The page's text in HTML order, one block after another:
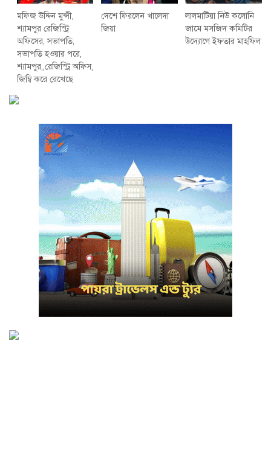
মফিজ উদ্দিন মুন্সী,
শ্যামপুর রেজিস্ট্রি
অফিসের, সভাপতি,
সভাপতি হওয়ার পরে,
শ্যামপুর,,রেজিস্ট্রি অফিস,
জিম্বি করে রেখেছে
দেশে ফিরলেন খালেদা
জিয়া
লালমাটিয়া নিউ কলোনি
জামে মসজিদ কমিটির
উদ্যোগে ইফতার মাহফিল